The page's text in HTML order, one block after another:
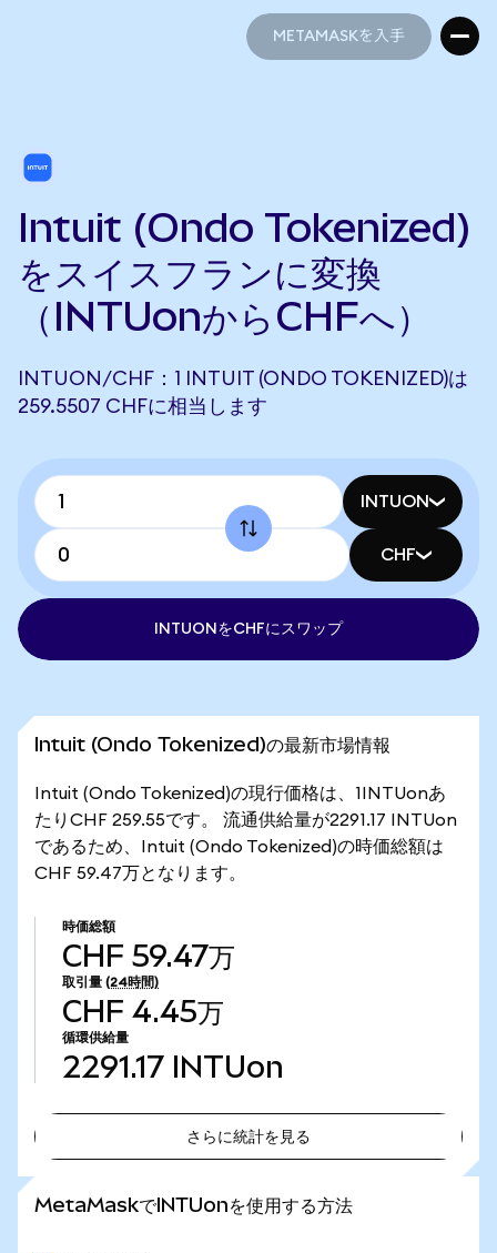
METAMASKを入手
Intuit (Ondo Tokenized)
をスイスフランに変換
（INTUonからCHFへ）
INTUON/CHF：1 INTUIT (ONDO TOKENIZED)は
259.5507 CHFに相当します
INTUON
CHF
INTUONをCHFにスワップ
Intuit (Ondo Tokenized)の最新市場情報
Intuit (Ondo Tokenized)の現行価格は、1INTUonあ
たりCHF 259.55です。 流通供給量が2291.17 INTUon
であるため、Intuit (Ondo Tokenized)の時価総額は
CHF 59.47万となります。
時価総額
CHF 59.47万
取引量 (24時間)
CHF 4.45万
循環供給量
2291.17 INTUon
さらに統計を見る
MetaMaskでINTUonを使用する方法